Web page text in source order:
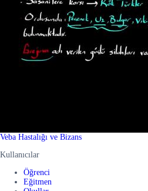
Veba Hastalığı ve Bizans
Kullanıcılar
Öğrenci
Eğitmen